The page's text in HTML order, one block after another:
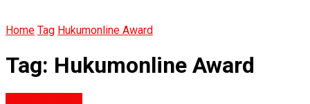
Home Tag Hukumonline Award
Tag: Hukumonline Award